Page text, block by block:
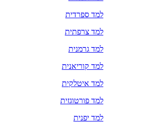
למד ספרדית
למד צרפתית
למד גרמנית
למד קוריאנית
למד איטלקית
למד פורטוגזית
למד יפנית